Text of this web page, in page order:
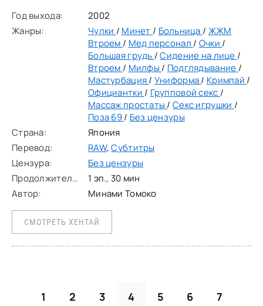
необычный жилой дом (апартаменты/мансион).
Год выхода:
2002
Жанры:
Чулки / Минет / Больница / ЖЖМ
Втроем / Мед персонал / Очки /
Большая грудь /Сидение на лице /
Втроем / Милфы / Подглядывание /
Мастурбация/ Униформа/ Кримпай /
Официантки / Групповой секс /
Массаж простаты /Секс игрушки /
Поза 69/ Без цензуры
Страна:
Япония
Перевод:
RAW,Субтитры
Цензура:
Без цензуры
Продолжительность:
1 эп., 30 мин
Автор:
Минами Томоко
СМОТРЕТЬ ХЕНТАЙ
1 2 3 4 5 6 7